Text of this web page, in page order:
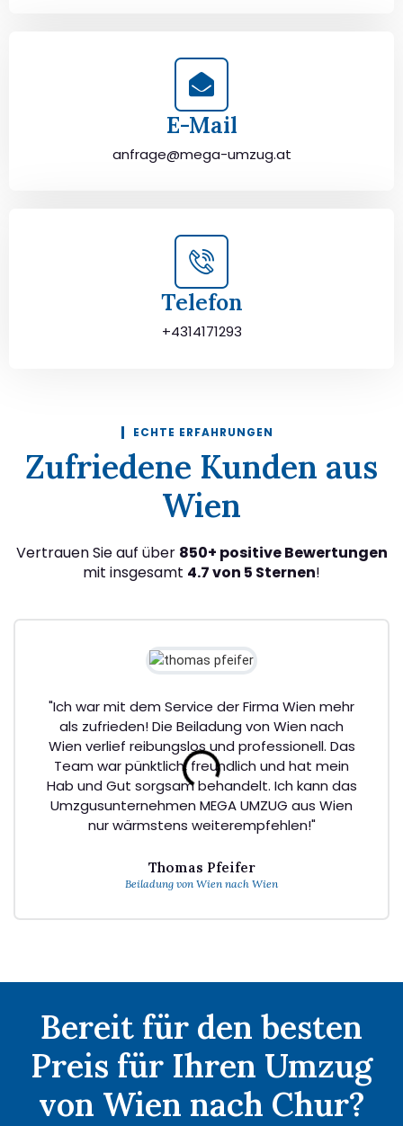
E-Mail
anfrage@mega-umzug.at
Telefon
+4314171293
ECHTE ERFAHRUNGEN
Zufriedene Kunden aus
Wien
Vertrauen Sie auf über 850+ positive Bewertungen
mit insgesamt 4.7 von 5 Sternen!
"Ich war mit dem Service der Firma Wien mehr
als zufrieden! Die Beiladung von Wien nach
Wien verlief reibungslos und professionell. Das
Team war pünktlich, freundlich und hat mein
Hab und Gut sorgsam behandelt. Ich kann das
Umzgusunternehmen MEGA UMZUG aus Wien
nur wärmstens weiterempfehlen!"
Thomas Pfeifer
Beiladung von Wien nach Wien
Bereit für den besten
Preis für Ihren Umzug
von Wien nach Chur?